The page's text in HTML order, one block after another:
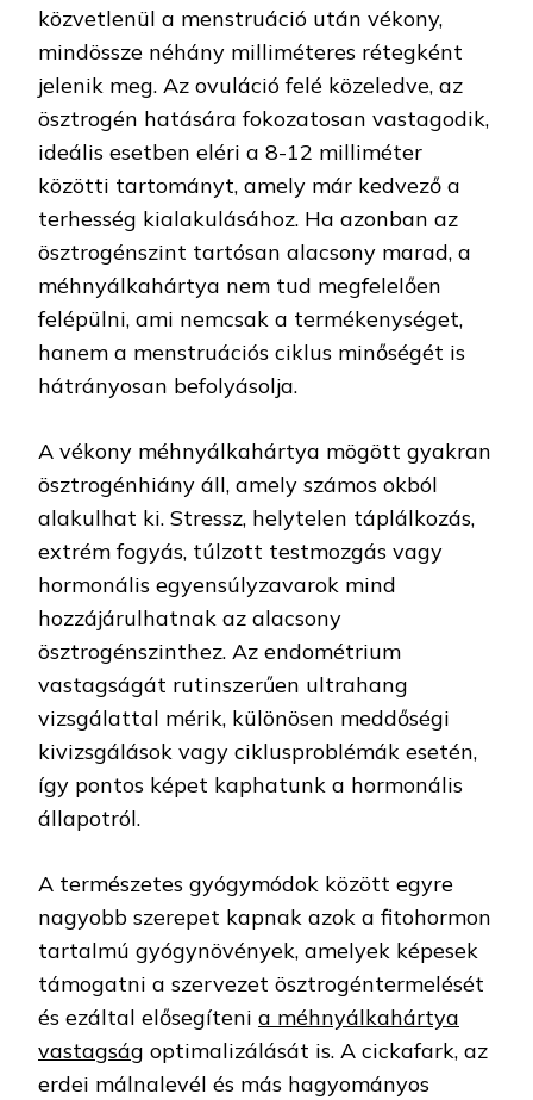
közvetlenül a menstruáció után vékony,
mindössze néhány milliméteres rétegként
jelenik meg. Az ovuláció felé közeledve, az
ösztrogén hatására fokozatosan vastagodik,
ideális esetben eléri a 8-12 milliméter
közötti tartományt, amely már kedvező a
terhesség kialakulásához. Ha azonban az
ösztrogénszint tartósan alacsony marad, a
méhnyálkahártya nem tud megfelelően
felépülni, ami nemcsak a termékenységet,
hanem a menstruációs ciklus minőségét is
hátrányosan befolyásolja.
A vékony méhnyálkahártya mögött gyakran
ösztrogénhiány áll, amely számos okból
alakulhat ki. Stressz, helytelen táplálkozás,
extrém fogyás, túlzott testmozgás vagy
hormonális egyensúlyzavarok mind
hozzájárulhatnak az alacsony
ösztrogénszinthez. Az endométrium
vastagságát rutinszerűen ultrahang
vizsgálattal mérik, különösen meddőségi
kivizsgálások vagy ciklusproblémák esetén,
így pontos képet kaphatunk a hormonális
állapotról.
A természetes gyógymódok között egyre
nagyobb szerepet kapnak azok a fitohormon
tartalmú gyógynövények, amelyek képesek
támogatni a szervezet ösztrogéntermelését
és ezáltal elősegíteni a méhnyálkahártya
vastagság optimalizálását is. A cickafark, az
erdei málnalevél és más hagyományos